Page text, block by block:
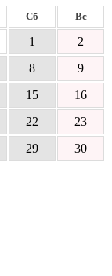
Сб Вс
1
2
8
9
15
16
22
23
29
30